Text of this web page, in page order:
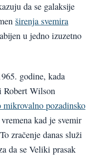
da se galaksije
širenja svemira
u jedno izuzetno
godine, kada
Wilson
mikrovalno pozadinsko
kad je svemir
zračenje danas služi
da se Veliki prasak